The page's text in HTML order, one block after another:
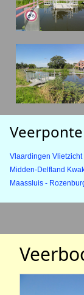
Vlaardingen
Midden-Delfland
Maassluis -